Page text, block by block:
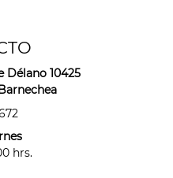
pinzas, bandas
maquina depilatoria,
rasuradora o métodos
el pelo entre tus
sólo las veces
para no sobre estimular
Délano 10425
hrs.